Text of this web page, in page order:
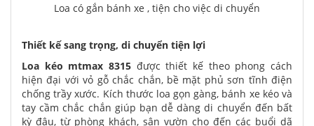
Loa có gắn bánh xe , tiện cho việc di chuyển
Thiết kế sang trọng, di chuyển tiện lợi
Loa kéo mtmax 8315 được thiết kế theo phong cách
hiện đại với vỏ gỗ chắc chắn, bề mặt phủ sơn tĩnh điện
chống trầy xước. Kích thước loa gọn gàng, bánh xe kéo và
tay cầm chắc chắn giúp bạn dễ dàng di chuyển đến bất
kỳ đâu, từ phòng khách, sân vườn cho đến các buổi dã